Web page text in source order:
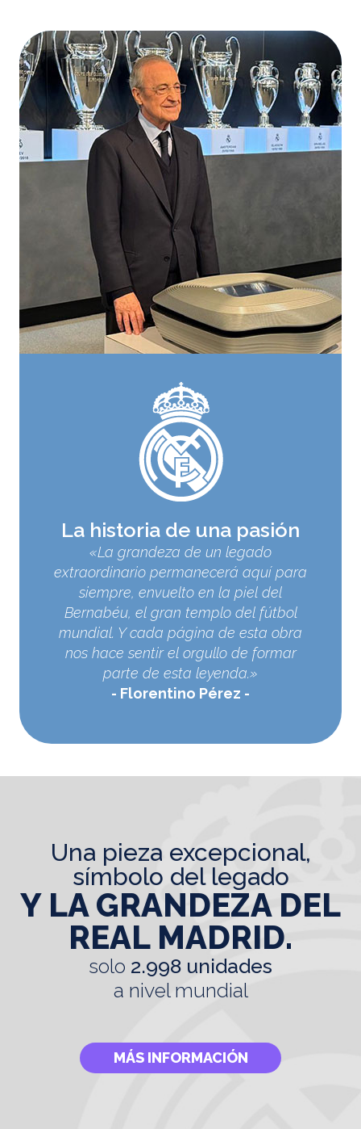
La historia de una pasión
«La grandeza de un legado
extraordinario permanecerá aquí para
siempre, envuelto en la piel del
Bernabéu, el gran templo del fútbol
mundial. Y cada página de esta obra
nos hace sentir el orgullo de formar
parte de esta leyenda.»
Florentino Pérez
una pieza excepcional,
símbolo del legado
Y LA GRANDEZA DEL
REAL MADRID.
solo 2.998 unidades
a nivel mundial
MÁS INFORMACIÓN